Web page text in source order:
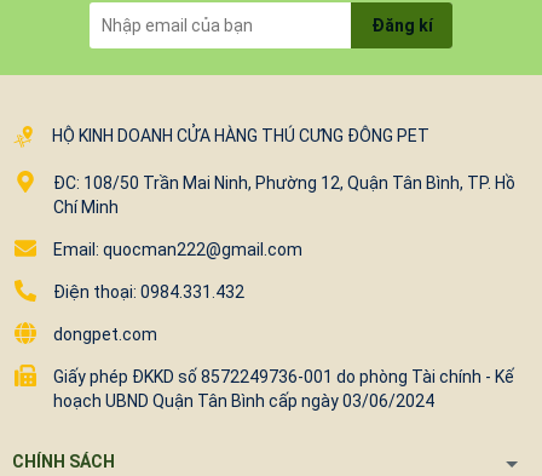
Đăng kí
HỘ KINH DOANH CỬA HÀNG THÚ CƯNG ĐÔNG PET
ĐC: 108/50 Trần Mai Ninh, Phường 12, Quận Tân Bình, TP. Hồ
Chí Minh
Email: quocman222@gmail.com
Điện thoại: 0984.331.432
dongpet.com
Giấy phép ĐKKD số 8572249736-001 do phòng Tài chính - Kế
hoạch UBND Quận Tân Bình cấp ngày 03/06/2024
CHÍNH SÁCH